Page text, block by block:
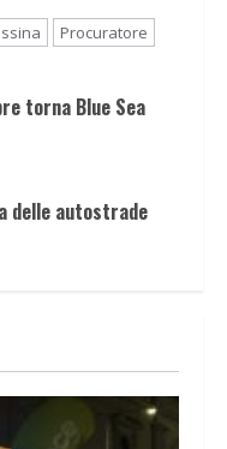
Procuratore
torna Blue Sea
delle autostrade